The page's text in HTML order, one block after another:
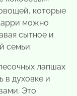
которые
можно
сытное и
семьи.
лапшах
в духовке и
Это